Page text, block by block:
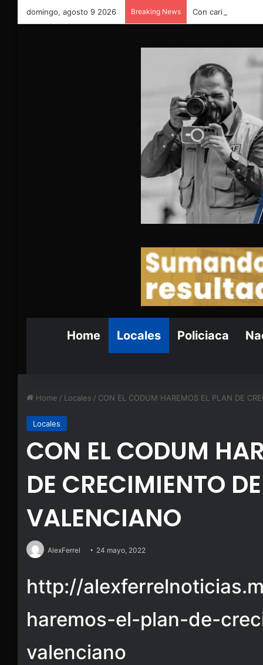
domingo, agosto 9 2026 Breaking News Con cariño y
Home Locales Policiaca
Home / Locales / CON EL CODUM HAREMOS EL PLAN DE
Locales
CON EL CODUM
DE CRECIMIENTO
VALENCIANO
AlexFerrel 24 mayo, 2022
http://
haremos-el-plan-de-
valenciano